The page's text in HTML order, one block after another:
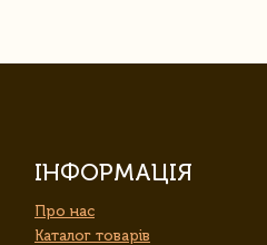
ІНФОРМАЦІЯ
Про нас
Каталог товарів